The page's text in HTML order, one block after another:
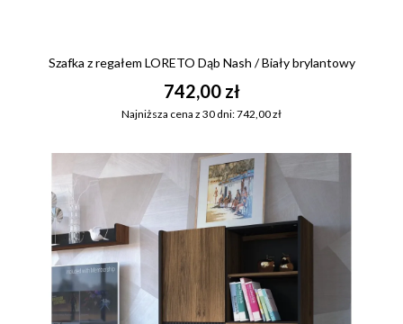
Szafka z regałem LORETO Dąb Nash / Biały brylantowy
742,00 zł
Najniższa cena z 30 dni: 742,00 zł